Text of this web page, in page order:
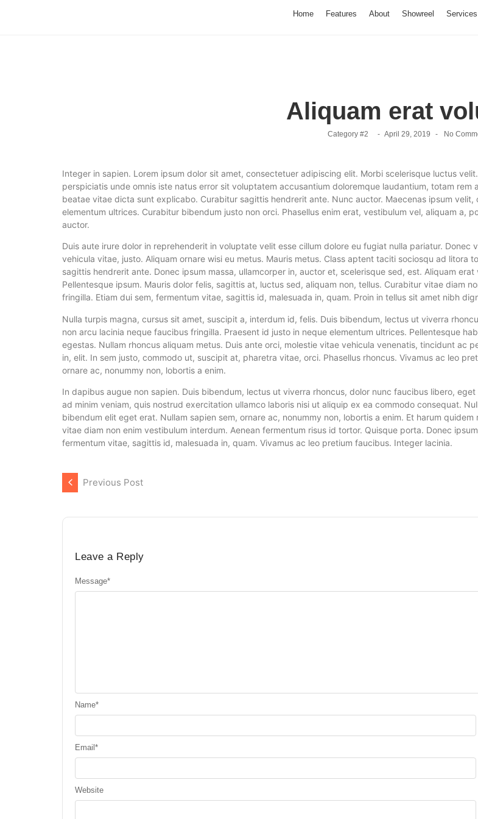
Home Features About Showreel Services
Aliquam erat
Category #2 - April 29, 2019 - No
Integer in sapien. Lorem ipsum dolor sit amet, consectetuer adipiscing elit. Morbi scelerisque luctus
perspiciatis unde omnis iste natus error sit voluptatem accusantium doloremque laudantium, totam
beatae vitae dicta sunt explicabo. Curabitur sagittis hendrerit ante. Nunc auctor. Maecenas ipsum
elementum ultrices. Curabitur bibendum justo non orci. Phasellus enim erat, vestibulum vel, aliquam a,
auctor.
Duis aute irure dolor in reprehenderit in voluptate velit esse cillum dolore eu fugiat nulla pariatur.
vehicula vitae, justo. Aliquam ornare wisi eu metus. Mauris metus. Class aptent taciti sociosqu ad
sagittis hendrerit ante. Donec ipsum massa, ullamcorper in, auctor et, scelerisque sed, est. Aliquam
Pellentesque ipsum. Mauris dolor felis, sagittis at, luctus sed, aliquam non, tellus. Curabitur vitae diam
fringilla. Etiam dui sem, fermentum vitae, sagittis id, malesuada in, quam. Proin in tellus sit amet nibh
Nulla turpis magna, cursus sit amet, suscipit a, interdum id, felis. Duis bibendum, lectus ut viverra
non arcu lacinia neque faucibus fringilla. Praesent id justo in neque elementum ultrices. Pellentesque
egestas. Nullam rhoncus aliquam metus. Duis ante orci, molestie vitae vehicula venenatis, tincidunt ac
in, elit. In sem justo, commodo ut, suscipit at, pharetra vitae, orci. Phasellus rhoncus. Vivamus ac leo
ornare ac, nonummy non, lobortis a enim.
In dapibus augue non sapien. Duis bibendum, lectus ut viverra rhoncus, dolor nunc faucibus libero,
ad minim veniam, quis nostrud exercitation ullamco laboris nisi ut aliquip ex ea commodo consequat.
bibendum elit eget erat. Nullam sapien sem, ornare ac, nonummy non, lobortis a enim. Et harum
vitae diam non enim vestibulum interdum. Aenean fermentum risus id tortor. Quisque porta. Donec
fermentum vitae, sagittis id, malesuada in, quam. Vivamus ac leo pretium faucibus. Integer lacinia.
Previous Post
Leave a Reply
Message*
Name*
Email *
Website